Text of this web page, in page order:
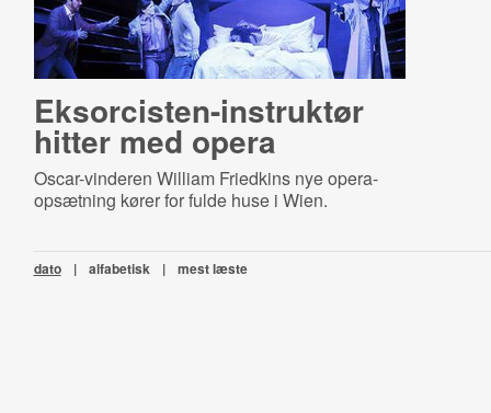
Eksorci­sten-​in­struk­tør
hitter med opera
Oscar-vinderen William Friedkins nye opera-
opsætning kører for fulde huse i Wien.
dato | alfabetisk | mest læste